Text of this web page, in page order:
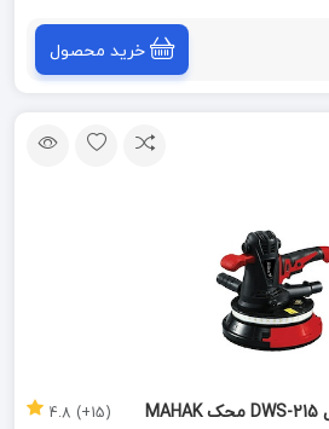
خرید محصول
(15+) 4.8